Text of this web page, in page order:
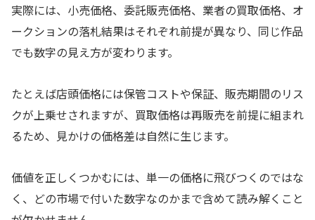
実際には、小売価格、委託販売価格、業者の買取価格、オ
ークションの落札結果はそれぞれ前提が異なり、同じ作品
でも数字の見え方が変わります。
たとえば店頭価格には保管コストや保証、販売期間のリス
クが上乗せされますが、買取価格は再販売を前提に組まれ
るため、見かけの価格差は自然に生じます。
価値を正しくつかむには、単一の価格に飛びつくのではな
く、どの市場で付いた数字なのかまで含めて読み解くこと